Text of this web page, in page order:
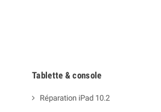
Tablette & console
Réparation iPad 10.2